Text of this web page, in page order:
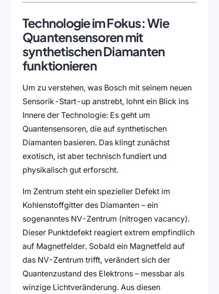
Technologie im Fokus: Wie
Quantensensoren mit
synthetischen Diamanten
funktionieren
Um zu verstehen, was Bosch mit seinem neuen
Sensorik-Start-up anstrebt, lohnt ein Blick ins
Innere der Technologie: Es geht um
Quantensensoren, die auf synthetischen
Diamanten basieren. Das klingt zunächst
exotisch, ist aber technisch fundiert und
physikalisch gut erforscht.
Im Zentrum steht ein spezieller Defekt im
Kohlenstoffgitter des Diamanten – ein
sogenanntes NV-Zentrum (nitrogen vacancy).
Dieser Punktdefekt reagiert extrem empfindlich
auf Magnetfelder. Sobald ein Magnetfeld auf
das NV-Zentrum trifft, verändert sich der
Quantenzustand des Elektrons – messbar als
winzige Lichtveränderung. Aus diesen